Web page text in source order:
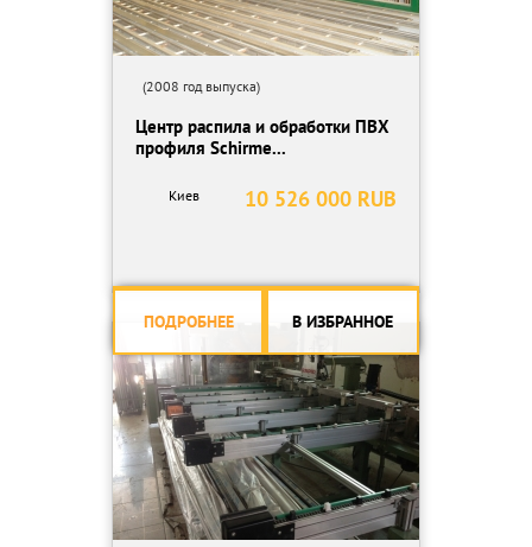
(2008 год выпуска)
Центр распила и обработки ПВХ
профиля Schirme...
10 526 000 RUB
Киев
ПОДРОБНЕЕ В ИЗБРАННОЕ